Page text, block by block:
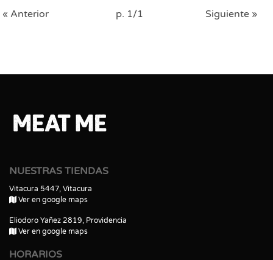
« Anterior p. 1/1 Siguiente »
NUESTRAS TIENDAS
Vitacura 5447, Vitacura
Ver en google maps
Eliodoro Yañez 2819, Providencia
Ver en google maps
HORARIOS